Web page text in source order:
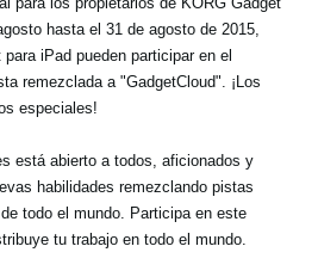
hasta el 31 de agosto de 2015,
iPad pueden participar en el
remezclada a "GadgetCloud". ¡Los
especiales!
está abierto a todos, aficionados y
habilidades remezclando pistas
todo el mundo. Participa en este
tu trabajo en todo el mundo.